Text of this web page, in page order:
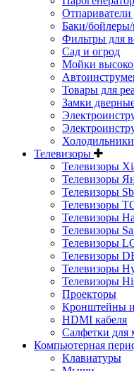
Баки/бойлеры/
Фильтры для
Сад и огрод
Мойки
Товары для
Замки
Телевизоры
Телевизоры
Телевизоры
Телевизоры
Телевизоры
Телевизоры
Телевизоры
Телевизоры
Телевизоры
Телевизоры
Телевизоры
Проекторы
Кронштейны
HDMI кабеля
Салфетки для
Компьютерная
Клавиатуры